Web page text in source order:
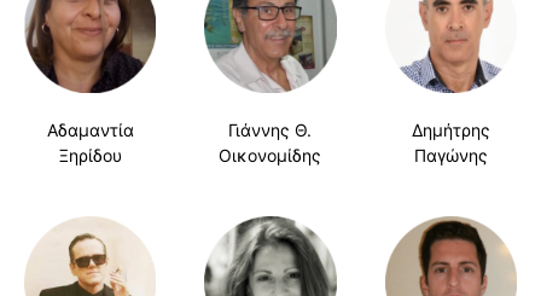
Αδαμαντία
Ξηρίδου
Γιάννης Θ.
Οικονομίδης
Δημήτρης
Παγώνης